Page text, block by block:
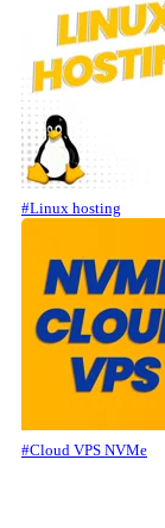
#Linux hosting
#Cloud VPS NVMe